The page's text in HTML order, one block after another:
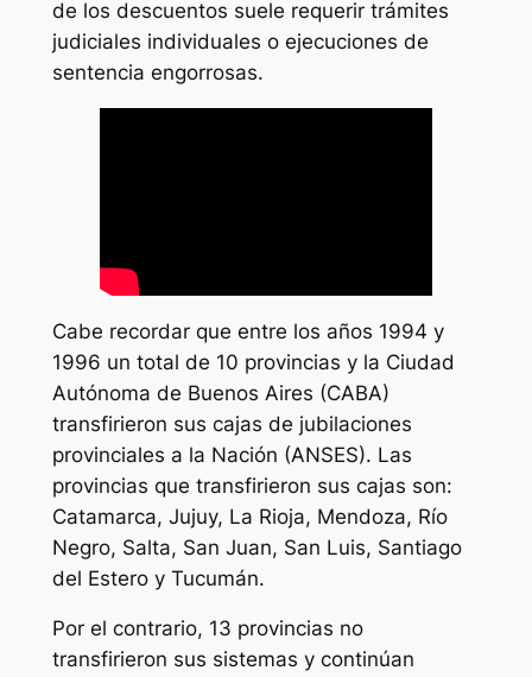
de los descuentos suele requerir trámites
judiciales individuales o ejecuciones de
sentencia engorrosas.
Cabe recordar que entre los años 1994 y
1996 un total de 10 provincias y la Ciudad
Autónoma de Buenos Aires (CABA)
transfirieron sus cajas de jubilaciones
provinciales a la Nación (ANSES). Las
provincias que transfirieron sus cajas son:
Catamarca, Jujuy, La Rioja, Mendoza, Río
Negro, Salta, San Juan, San Luis, Santiago
del Estero y Tucumán.
Por el contrario, 13 provincias no
transfirieron sus sistemas y continúan